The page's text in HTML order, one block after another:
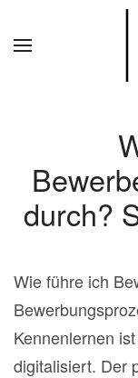
durch?
Wie führe ich
Kennenlernen
digitalisiert. Der